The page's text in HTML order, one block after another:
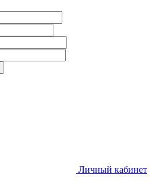
Личный кабинет